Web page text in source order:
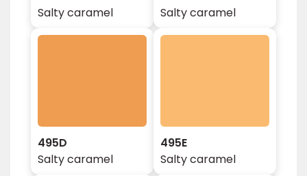
Salty caramel
Salty caramel
495D
Salty caramel
495E
Salty caramel